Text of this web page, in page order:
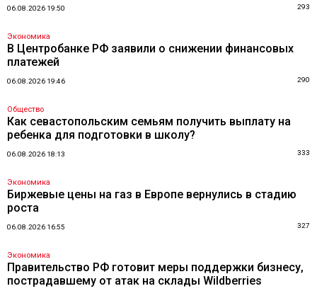
06.08.2026 19:50 293
Экономика
В Центробанке РФ заявили о снижении финансовых
платежей
06.08.2026 19:46 290
Общество
Как севастопольским семьям получить выплату на
ребенка для подготовки в школу?
06.08.2026 18:13 333
Экономика
Биржевые цены на газ в Европе вернулись в стадию
роста
06.08.2026 16:55 327
Экономика
Правительство РФ готовит меры поддержки бизнесу,
пострадавшему от атак на склады Wildberries